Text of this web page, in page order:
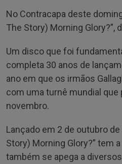
No Contracapa deste
The Story) Morning Glory?”,
Um disco que foi
completa 30 anos de
ano em que os irmãos
com uma turnê mundial que
novembro.
Lançado em 2 de outubro de
Story) Morning Glory?” tem
também se apega a